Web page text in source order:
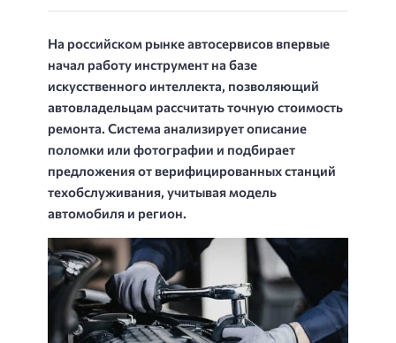
На российском рынке автосервисов впервые
начал работу инструмент на базе
искусственного интеллекта, позволяющий
автовладельцам рассчитать точную стоимость
ремонта. Система анализирует описание
поломки или фотографии и подбирает
предложения от верифицированных станций
техобслуживания, учитывая модель
автомобиля и регион.